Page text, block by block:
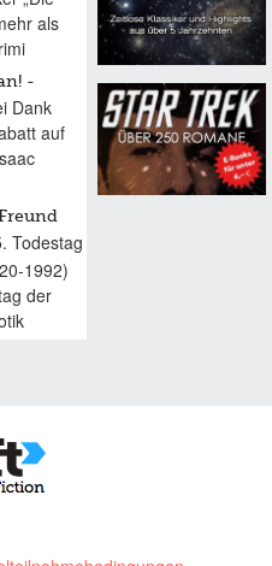
als
Dank
auf
Todestag
1992)
der